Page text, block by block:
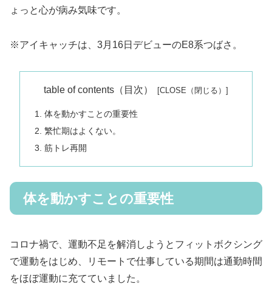
ょっと心が病み気味です。
※アイキャッチは、3月16日デビューのE8系つばさ。
table of contents（目次）
体を動かすことの重要性
繁忙期はよくない。
筋トレ再開
体を動かすことの重要性
コロナ禍で、運動不足を解消しようとフィットボクシング
で運動をはじめ、リモートで仕事している期間は通勤時間
をほぼ運動に充てていました。